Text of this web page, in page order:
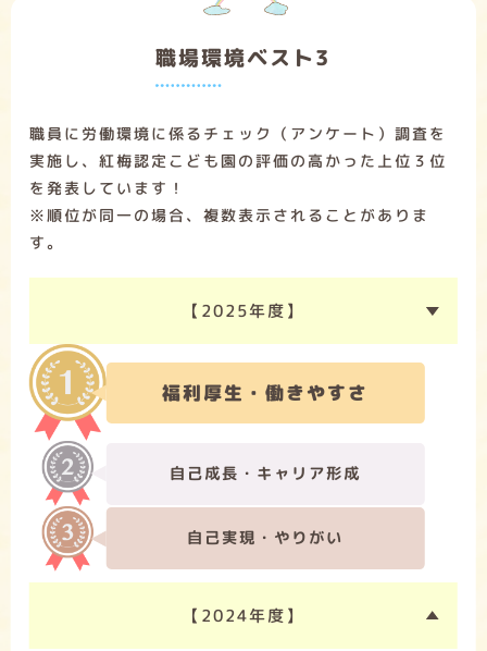
職場環境ベスト3
職員に労働環境に係るチェック（アンケート）調査を
実施し、紅梅認定こども園の評価の高かった上位３位
を発表しています！
※順位が同一の場合、複数表示されることがありま
す。
【2025年度】
福利厚生・働きやすさ
自己成長・キャリア形成
自己実現・やりがい
【2024年度】